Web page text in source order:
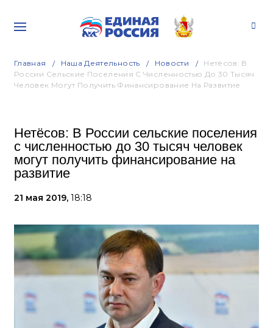
Главная Наша Деятельность Новости
Нетёсов: В
России Сельские Поселения С Численностью До 30 Тысяч
Человек Могут Получить Финансирование На Развитие
Нетёсов: В России сельские поселения
с численностью до 30 тысяч человек
могут получить финансирование на
развитие
21 мая 2019, 18:18